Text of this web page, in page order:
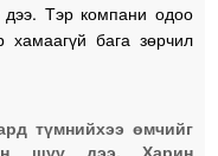
дээ. Тэр компани одоо
хамаагүй бага зөрчил
түмнийхээ өмчийг
шүү дээ. Харин